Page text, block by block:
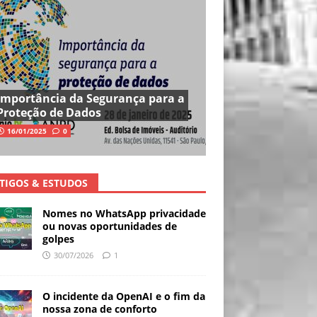
da Segurança para a
de Dados
16/01/2025 0
& ESTUDOS
Nomes no WhatsApp privacidade
ou novas oportunidades de
golpes
30/07/2026 1
O incidente da OpenAI e o fim da
nossa zona de conforto